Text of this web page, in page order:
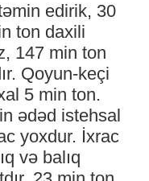
edirik, 30
ton daxili
147 min ton
Qoyun-keçi
5 min ton.
ədəd istehsal
yoxdur. İxrac
və balıq